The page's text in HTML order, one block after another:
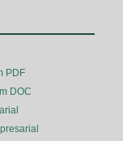
PDF
DOC